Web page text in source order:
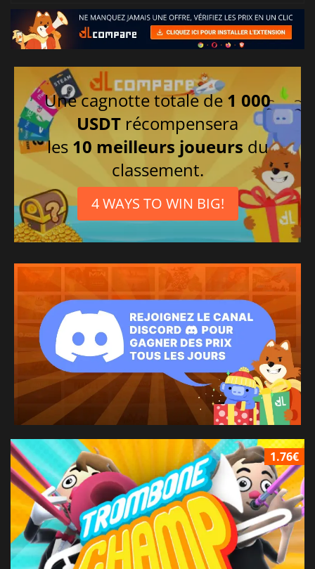
Une cagnotte totale de 1 000
USDT récompensera
les 10 meilleurs joueurs du
classement.
4 WAYS TO WIN BIG!
1.76€